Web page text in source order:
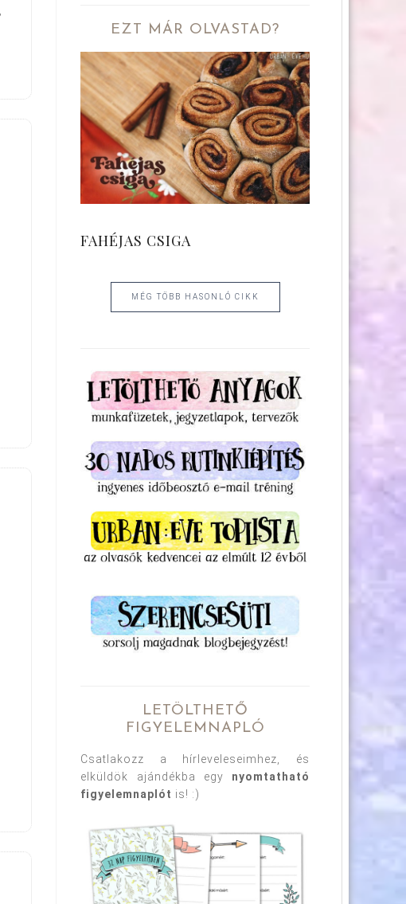
EZT MÁR OLVASTAD?
FAHÉJAS CSIGA
MÉG TÖBB HASONLÓ CIKK
LETÖLTHETŐ
FIGYELEMNAPLÓ
Csatlakozz a hírleveleseimhez, és
elküldök ajándékba egy nyomtatható
figyelemnaplót is! :)